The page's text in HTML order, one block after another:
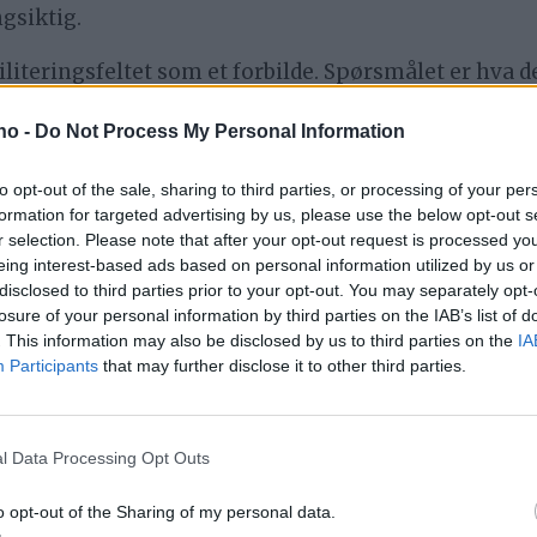
- Do Not Process My Personal Information
opt-out of the sale, sharing to third parties, or processing of your
for targeted advertising by us, please use the below opt-out
selection. Please note that after your opt-out request is processed
interest-based ads based on personal information utilized by us
to third parties prior to your opt-out. You may separately
of your personal information by third parties on the IAB’s list of
This information may also be disclosed by us to third parties on the
Participants that may further disclose it to other third parties.
Data Processing Opt Outs
opt-out of the Sharing of my personal data.
som et forbilde. Spørsmålet er hva
Å utvikle et sterkt, stabilt og spesialisert
Det verdsettes tydeligvis ikke av vår
faktisk får reell vekt i framtidige
Det helseministeren